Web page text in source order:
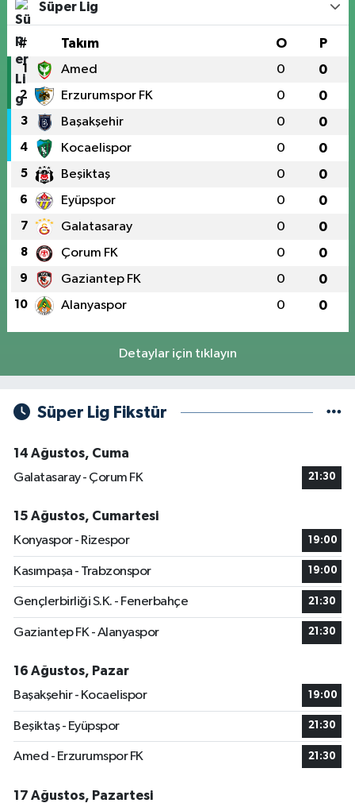
Süper Lig
# Takım O P
1 Amed 0 0
2 Erzurumspor FK 0 0
3 Başakşehir 0 0
4 Kocaelispor 0 0
5 Beşiktaş 0 0
6 Eyüpspor 0 0
7 Galatasaray 0 0
8 Çorum FK 0 0
9 Gaziantep FK 0 0
10 Alanyaspor 0 0
Detaylar için tıklayın
Süper Lig Fikstür
14 Ağustos, Cuma
Galatasaray - Çorum FK
21:30
15 Ağustos, Cumartesi
Konyaspor - Rizespor
19:00
Kasımpaşa - Trabzonspor 19:00
Gençlerbirliği S.K. - Fenerbahçe 21:30
Gaziantep FK - Alanyaspor 21:30
16 Ağustos, Pazar
Başakşehir - Kocaelispor
19:00
Beşiktaş - Eyüpspor 21:30
Amed - Erzurumspor FK 21:30
17 Ağustos, Pazartesi